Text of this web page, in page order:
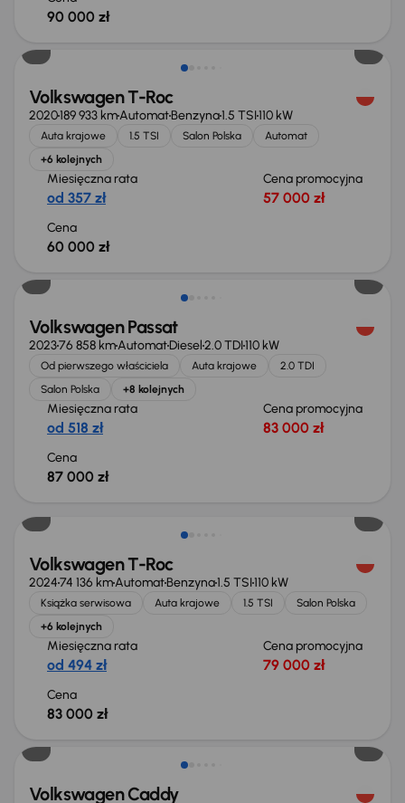
90 000 zł
Volkswagen T-Roc
2020189 933 kmAutomatBenzyna1.5 TSI110 kW
Auta krajowe 1.5 TSI Salon Polska
Automat
+6 kolejnych
Miesięczna rata
od 357 zł
Cena promocyjna
57 000 zł
Cena
60 000 zł
Możliwość odliczenia VAT
Volkswagen Passat
202376 858 kmAutomatDiesel2.0 TDI110 kW
Od pierwszego właściciela Auta krajowe
2.0 TDI
Salon Polska
+8 kolejnych
Miesięczna rata
od 518 zł
Cena promocyjna
83 000 zł
Cena
87 000 zł
Volkswagen T-Roc
202474 136 kmAutomatBenzyna1.5 TSI110 kW
Książka serwisowa Auta krajowe 1.5 TSI
Salon Polska
+6 kolejnych
Miesięczna rata
od 494 zł
Cena promocyjna
79 000 zł
Cena
83 000 zł
Volkswagen Caddy